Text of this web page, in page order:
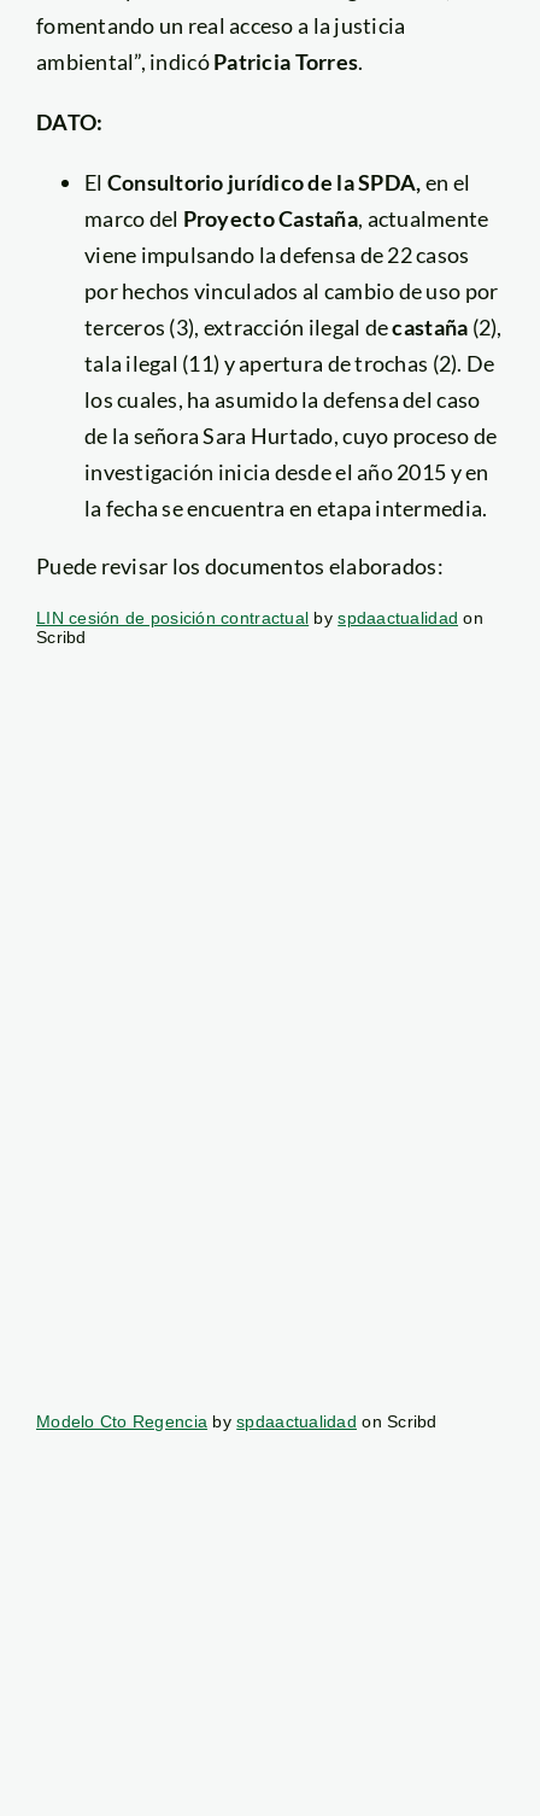
fomentando un real acceso a la justicia
ambiental”, indicóPatricia Torres.
DATO:
El Consultorio jurídico de la SPDA,en el
marco del Proyecto Castaña, actualmente
viene impulsando la defensa de 22 casos
por hechos vinculados al cambio de uso por
terceros (3), extracción ilegal decastaña (2),
tala ilegal (11) y apertura de trochas (2). De
los cuales, ha asumido la defensa del caso
de la señora Sara Hurtado, cuyo proceso de
investigación inicia desde el año 2015 y en
la fecha se encuentra en etapa intermedia.
Puede revisar los documentos elaborados:
LIN cesión de posición contractual byspdaactualidad on
Scribd
Modelo Cto Regencia byspdaactualidad on Scribd